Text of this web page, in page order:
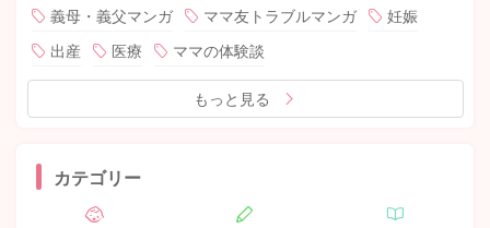
義母・義父マンガ
ママ友トラブルマンガ
妊娠
出産
医療 ママの体験談
もっと見る
カテゴリー